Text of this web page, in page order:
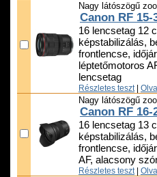
Nagy látószögű
Canon RF 15-
16 lencsetag 12
képstabilizálás,
frontlencse,
léptetőmotoros
lencsetag
Részletes teszt
Nagy látószögű
Canon RF 16-
16 lencsetag 13
képstabilizálás,
frontlencse,
AF, alacsony
Részletes teszt